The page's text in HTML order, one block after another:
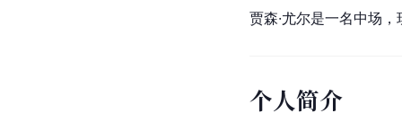
贾森·尤尔是一名中场
个人简介